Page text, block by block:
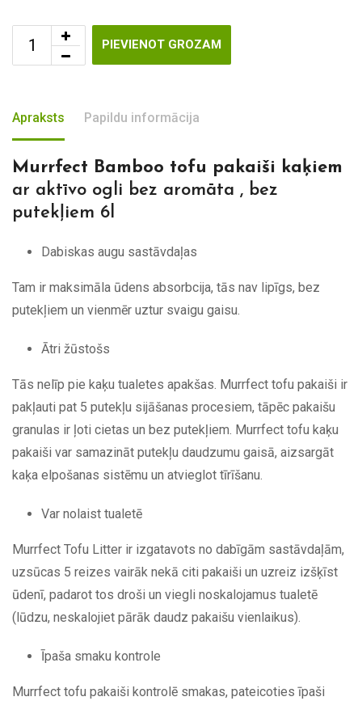
PIEVIENOT GROZAM
Apraksts Papildu informācija
Murrfect Bamboo tofu pakaiši kaķiem
ar aktīvo ogli bez aromāta , bez
putekļiem 6l
Dabiskas augu sastāvdaļas
Tam ir maksimāla ūdens absorbcija, tās nav lipīgs, bez
putekļiem un vienmēr uztur svaigu gaisu.
Ātri žūstošs
Tās nelīp pie kaķu tualetes apakšas. Murrfect tofu pakaiši ir
pakļauti pat 5 putekļu sijāšanas procesiem, tāpēc pakaišu
granulas ir ļoti cietas un bez putekļiem. Murrfect tofu kaķu
pakaiši var samazināt putekļu daudzumu gaisā, aizsargāt
kaķa elpošanas sistēmu un atvieglot tīrīšanu.
Var nolaist tualetē
Murrfect Tofu Litter ir izgatavots no dabīgām sastāvdaļām,
uzsūcas 5 reizes vairāk nekā citi pakaiši un uzreiz izšķīst
ūdenī, padarot tos droši un viegli noskalojamus tualetē
(lūdzu, neskalojiet pārāk daudz pakaišu vienlaikus).
Īpaša smaku kontrole
Murrfect tofu pakaiši kontrolē smakas, pateicoties īpaši